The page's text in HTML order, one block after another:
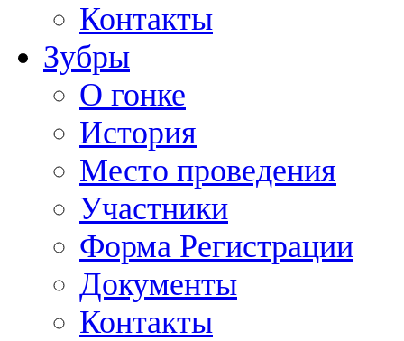
Контакты
Зубры
О гонке
История
Место проведения
Участники
Форма Регистрации
Документы
Контакты